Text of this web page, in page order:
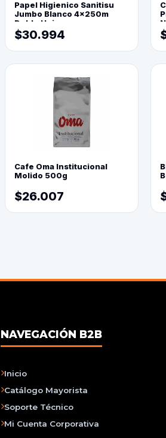
Papel Higienico Sanitisu
Jumbo Blanco 4x250m
Doble Hoja
$30.994
Cafe Oma Institucional
Molido 500g
$26.007
NAVEGACIÓN B2B
Inicio
Catálogo Mayorista
Soporte Técnico
Mi Cuenta Corporativa